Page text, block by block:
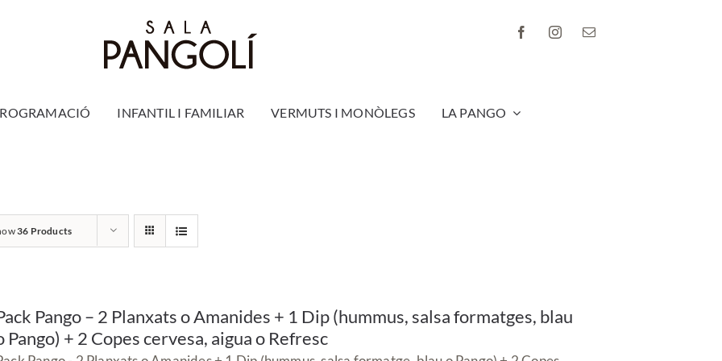
INFANTIL I FAMILIAR VERMUTS I MONÒLEGS LA PANGO
36 Products
Pango – 2 Planxats o Amanides + 1 Dip (hummus, salsa formatges, blau
Pango) + 2 Copes cervesa, aigua o Refresc